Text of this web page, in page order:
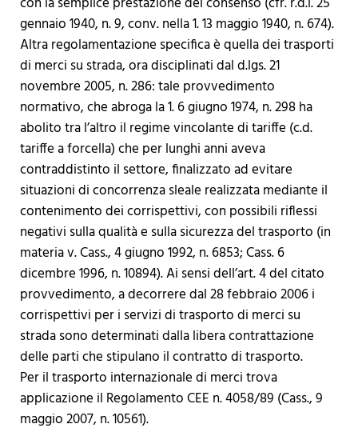
gennaio 1940, n. 9, conv. nella 1. 13 maggio 1940, n. 674).
Altra regolamentazione specifica è quella dei trasporti
di merci su strada, ora disciplinati dal d.lgs. 21
novembre 2005, n. 286: tale provvedimento
normativo, che abroga la 1. 6 giugno 1974, n. 298 ha
abolito tra l’altro il regime vincolante di tariffe (c.d.
tariffe a forcella) che per lunghi anni aveva
contraddistinto il settore, finalizzato ad evitare
situazioni di concorrenza sleale realizzata mediante il
contenimento dei corrispettivi, con possibili riflessi
negativi sulla qualità e sulla sicurezza del trasporto (in
materia v. Cass., 4 giugno 1992, n. 6853; Cass. 6
dicembre 1996, n. 10894). Ai sensi dell’art. 4 del citato
provvedimento, a decorrere dal 28 febbraio 2006 i
corrispettivi per i servizi di trasporto di merci su
strada sono determinati dalla libera contrattazione
delle parti che stipulano il contratto di trasporto.
Per il trasporto internazionale di merci trova
applicazione il Regolamento CEE n. 4058/89 (Cass., 9
maggio 2007, n. 10561).